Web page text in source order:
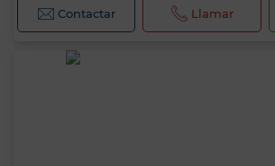
Contactar Llamar